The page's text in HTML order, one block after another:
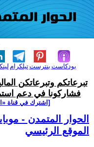
تيلكرامبنترست بودكاست
تبرعاتكم وتبرعاتكن
فشاركونا في دعم
[اشترك في قناة
الحوار المتمدن -
الموقع الرئيسي